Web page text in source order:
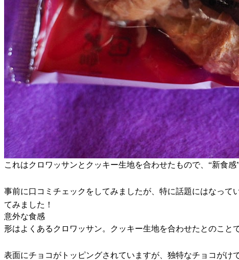
これはクロワッサンとクッキー生地を合わせたもので、“新食
事前に口コミチェックをしてみましたが、特に話題にはなっ
てみました！
意外な食感
形はよくあるクロワッサン。クッキー生地を合わせたとのこと
表面にチョコがトッピングされていますが、独特なチョコがけ